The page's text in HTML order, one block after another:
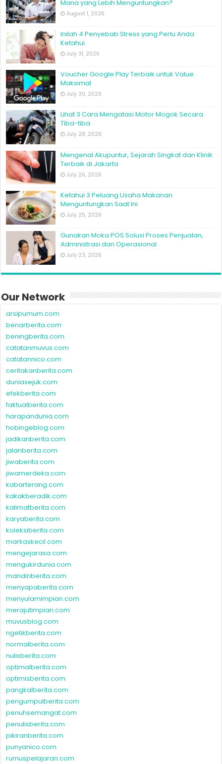
Mana yang Lebih Menguntungkan?
August 1, 2026
Inilah 4 Penyebab Stress yang Perlu Anda
Ketahui
July 31, 2026
Voucher Google Play Terbaik untuk Value
Maksimal
July 30, 2026
Lihat 3 Cara Mengatasi Motor Mogok Secara
Tiba-tiba
July 28, 2026
Mengenal Akupuntur, Sejarah Singkat dan Klinik
Terbaik di Jakarta
July 26, 2026
Ketahui 3 Peluang Usaha Makanan
Menguntungkan Saat Ini
July 25, 2026
Gunakan Moka POS Solusi Proses Penjualan,
Administrasi dan Operasional
July 23, 2026
Our Network
arsipumum.com
benarberita.com
beningberita.com
catatanmuvus.com
catatannico.com
ceritakanberita.com
duniasejuk.com
efekberita.com
faktualberita.com
harapandunia.com
hobingeblog.com
jadikanberita.com
jalanberita.com
jiwaberita.com
jiwamerdeka.com
kabarterang.com
kakakberadik.com
kalimatberita.com
karyaberita.com
koleksiberita.com
markaskecil.com
mengejarasa.com
mengukirdunia.com
mandiriberita.com
menyapaberita.com
menyulamimpian.com
merajutimpian.com
muvusblog.com
ngetikberita.com
normalberita.com
nulisberita.com
optimalberita.com
optimisberita.com
pangkalberita.com
pengumpulberita.com
penuhsemangat.com
penulisberita.com
pikiranberita.com
punyanico.com
rumuspelajaran.com